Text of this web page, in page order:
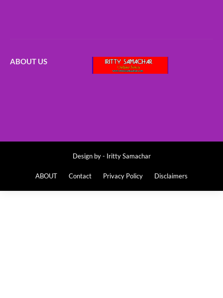
ABOUT US
Design by - Iritty Samachar
ABOUT Contact Privacy Policy Disclaimers